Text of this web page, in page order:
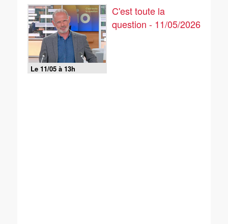
Le 11/05 à 13h
C'est toute la
question - 11/05/2026